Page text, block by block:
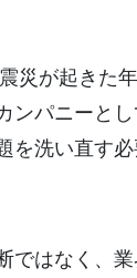
災が起きた
ンパニーと
を洗い直す
ではなく、